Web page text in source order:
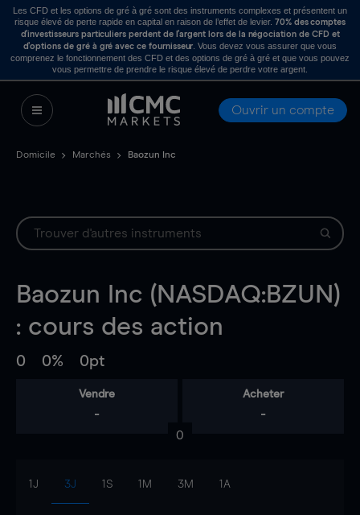
Les CFD et les options de gré à gré sont des instruments complexes et présentent un
risque élevé de perte rapide en capital en raison de l’effet de levier. 70% des comptes
d’investisseurs particuliers perdent de l’argent lors de la négociation de CFD et
d’options de gré à gré avec ce fournisseur . Vous devez vous assurer que vous
comprenez le fonctionnement des CFD et des options de gré à gré et que vous pouvez
vous permettre de prendre le risque élevé de perdre votre argent.
Ouvrir un compte
Domicile Marchés Baozun Inc
Baozun Inc (NASDAQ:BZUN)
: cours des action
0 0% 0pt
Vendre
-
Acheter
-
0
1J 3J 1S 1M 3M 1A